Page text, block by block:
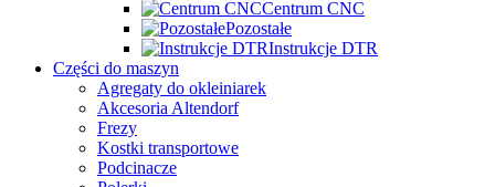
Centrum CNC
Pozostałe
Instrukcje DTR
Części do maszyn
Agregaty do okleiniarek
Akcesoria Altendorf
Frezy
Kostki transportowe
Podcinacze